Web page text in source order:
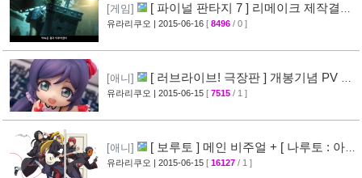
[게임]
[ 파이널 판타지 7 ] 리메이크 제작결정
+ 트레일러 영상 공개 (FINAL FANTASY
유라리쿠오 | 2015-06-16 [ 8496 / 0 ]
[애니]
[ 러브라이브! 극장판 ] 개봉기념 PV 영
상 [ Angelic Angel ] 뮤직 비디오 공개
유라리쿠오 | 2015-06-15 [ 7515 / 1 ]
[애니]
[ 보루토 ] 메인 비주얼 + [ 나루토 : 아
카츠키 비전 ] 표지 + 개요 공개
유라리쿠오 | 2015-06-15 [ 16127 / 1 ]